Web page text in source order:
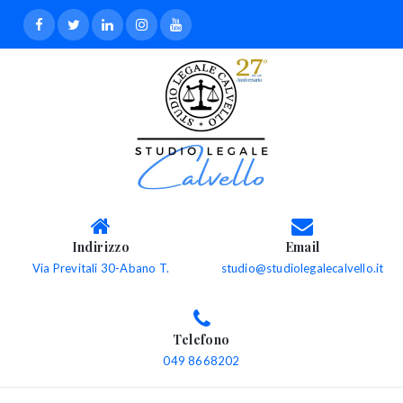
Indirizzo
Via Previtali 30-Abano T.
Email
studio@studiolegalecalvello.it
Telefono
049 8668202